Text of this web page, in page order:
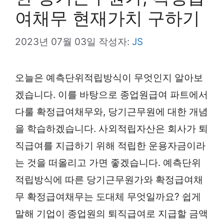
여채무 현재가치 구하기
2023년 07월 03일 작성자: JS
오늘은 예측단위적립방식이 무엇인지 알아보
겠습니다. 이를 바탕으로 종업원급여 파트에서
다룰 확정급여채무와, 당기근무원에 대한 개념
을 학습하겠습니다. 사외적립자산은 회사가 퇴
직급여를 지급하기 위해 적립한 운용자금이라
는 것을 떠올리고 가면 좋겠습니다. 예측단위
적립방식에 따른 당기근무원가와 확정급여채
무 확정급여채무는 도대체 무엇일까요? 쉽게
말해 기업이 종업원의 퇴직급여로 지급할 금액